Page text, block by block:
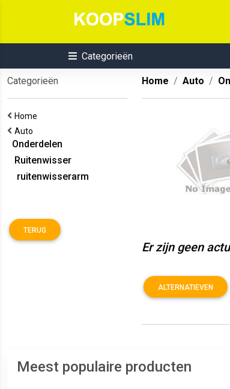
Categorieën
Categorieën
Home
Auto
Onderdelen
Ruitenwisser
ruitenwisserarm
TERUG
Home Auto
Er zijn geen
ALTERNATIEVEN
Meest populaire producten